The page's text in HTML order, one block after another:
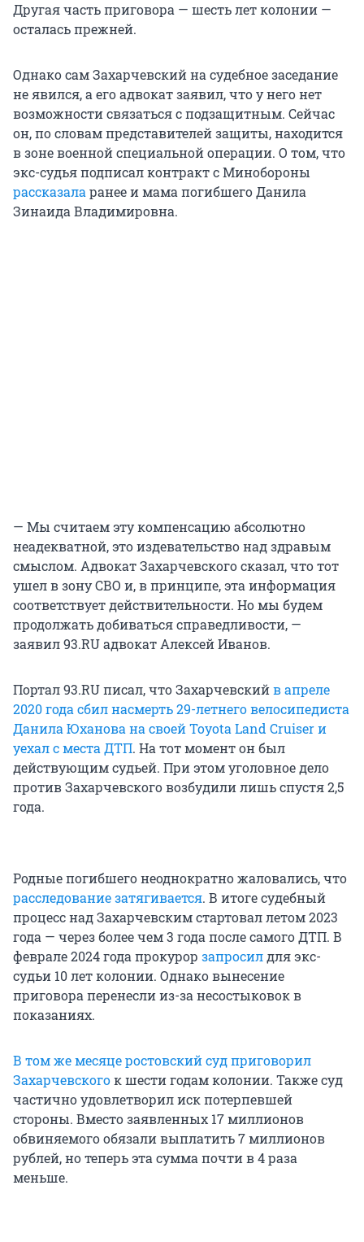
Другая часть приговора — шесть лет колонии —
осталась прежней.
Однако сам Захарчевский на судебное заседание
не явился, а его адвокат заявил, что у него нет
возможности связаться с подзащитным. Сейчас
он, по словам представителей защиты, находится
в зоне военной специальной операции. О том, что
экс-судья подписал контракт с Минобороны
рассказаларанее и мама погибшего Данила
Зинаида Владимировна.
— Мы считаем эту компенсацию абсолютно
неадекватной, это издевательство над здравым
смыслом. Адвокат Захарчевского сказал, что тот
ушел в зону СВО и, в принципе, эта информация
соответствует действительности. Но мы будем
продолжать добиваться справедливости, —
заявил 93.RU адвокат Алексей Иванов.
Портал 93.RU писал, что Захарчевскийв апреле
2020 года сбил насмерть 29-летнего велосипедиста
Данила Юханова на своей Toyota Land Cruiser и
уехал с места ДТП. На тот момент он был
действующим судьей. При этом уголовное дело
против Захарчевского возбудили лишь спустя 2,5
года.
Родные погибшего неоднократно жаловались, что
расследование затягивается. В итоге судебный
процесс над Захарчевским стартовал летом 2023
года — через более чем 3 года после самого ДТП. В
феврале 2024 года прокурор запросилдля экс-
судьи 10 лет колонии. Однако вынесение
приговора перенесли из-за несостыковок в
показаниях.
В том же месяце ростовский суд приговорил
Захарчевскогок шести годам колонии. Также суд
частично удовлетворил иск потерпевшей
стороны. Вместо заявленных 17 миллионов
обвиняемого обязали выплатить 7 миллионов
рублей, но теперь эта сумма почти в 4 раза
меньше.